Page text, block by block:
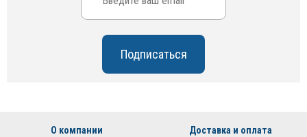
О компании Доставка и оплата